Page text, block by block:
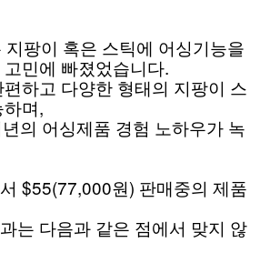
팡이 혹은 스틱에 어싱기능을
민에 빠졌었습니다.
하고 다양한 형태의 지팡이 스
며,
의 어싱제품 경험 노하우가 녹
$55(77,000원) 판매중의 제품
는 다음과 같은 점에서 맞지 않